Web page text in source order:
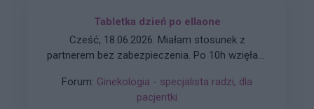
Tabletka dzień po ellaone
Cześć, 18.06.2026. Miałam stosunek z
partnerem bez zabezpieczenia. Po 10h wzięłam
miesiączki to 25/26 maja. Zwykle mam okres
5dni. Cykl 28 dni. Za 2 dni powinnam dostać
Forum: Ginekologia - specjalista radzi, dla
pacjentki